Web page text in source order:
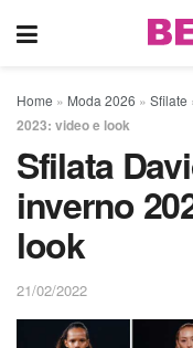
Home » Moda 2026 » Sfilate
2023: video e look
Sfilata
inverno
look
21/02/2022